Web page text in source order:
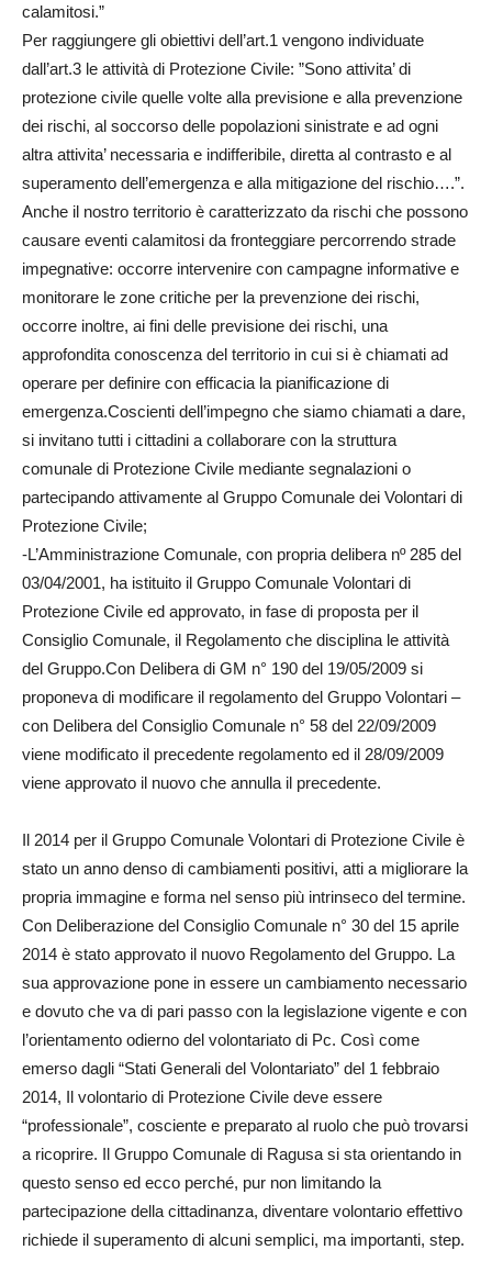
calamitosi.”
Per raggiungere gli obiettivi dell’art.1 vengono individuate
dall’art.3 le attività di Protezione Civile: ”Sono attivita’ di
protezione civile quelle volte alla previsione e alla prevenzione
dei rischi, al soccorso delle popolazioni sinistrate e ad ogni
altra attivita’ necessaria e indifferibile, diretta al contrasto e al
superamento dell’emergenza e alla mitigazione del rischio….”.
Anche il nostro territorio è caratterizzato da rischi che possono
causare eventi calamitosi da fronteggiare percorrendo strade
impegnative: occorre intervenire con campagne informative e
monitorare le zone critiche per la prevenzione dei rischi,
occorre inoltre, ai fini delle previsione dei rischi, una
approfondita conoscenza del territorio in cui si è chiamati ad
operare per definire con efficacia la pianificazione di
emergenza.Coscienti dell’impegno che siamo chiamati a dare,
si invitano tutti i cittadini a collaborare con la struttura
comunale di Protezione Civile mediante segnalazioni o
partecipando attivamente al Gruppo Comunale dei Volontari di
Protezione Civile;
-L’Amministrazione Comunale, con propria delibera nº 285 del
03/04/2001, ha istituito il Gruppo Comunale Volontari di
Protezione Civile ed approvato, in fase di proposta per il
Consiglio Comunale, il Regolamento che disciplina le attività
del Gruppo.Con Delibera di GM n° 190 del 19/05/2009 si
proponeva di modificare il regolamento del Gruppo Volontari –
con Delibera del Consiglio Comunale n° 58 del 22/09/2009
viene modificato il precedente regolamento ed il 28/09/2009
viene approvato il nuovo che annulla il precedente.
Il 2014 per il Gruppo Comunale Volontari di Protezione Civile è
stato un anno denso di cambiamenti positivi, atti a migliorare la
propria immagine e forma nel senso più intrinseco del termine.
Con Deliberazione del Consiglio Comunale n° 30 del 15 aprile
2014 è stato approvato il nuovo Regolamento del Gruppo. La
sua approvazione pone in essere un cambiamento necessario
e dovuto che va di pari passo con la legislazione vigente e con
l’orientamento odierno del volontariato di Pc. Così come
emerso dagli “Stati Generali del Volontariato” del 1 febbraio
2014, Il volontario di Protezione Civile deve essere
“professionale”, cosciente e preparato al ruolo che può trovarsi
a ricoprire. Il Gruppo Comunale di Ragusa si sta orientando in
questo senso ed ecco perché, pur non limitando la
partecipazione della cittadinanza, diventare volontario effettivo
richiede il superamento di alcuni semplici, ma importanti, step.